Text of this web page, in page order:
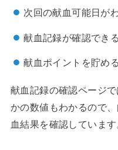
次回の献血可能日が
献血記録が確認できる
献血ポイントを貯め
献血記録の確認ページ
かの数値もわかるので
血結果を確認していま